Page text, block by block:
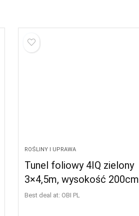
ROŚLINY I UPRAWA
Tunel foliowy 4IQ zielony
3×4,5m, wysokość 200cm
Best deal at: OBI PL